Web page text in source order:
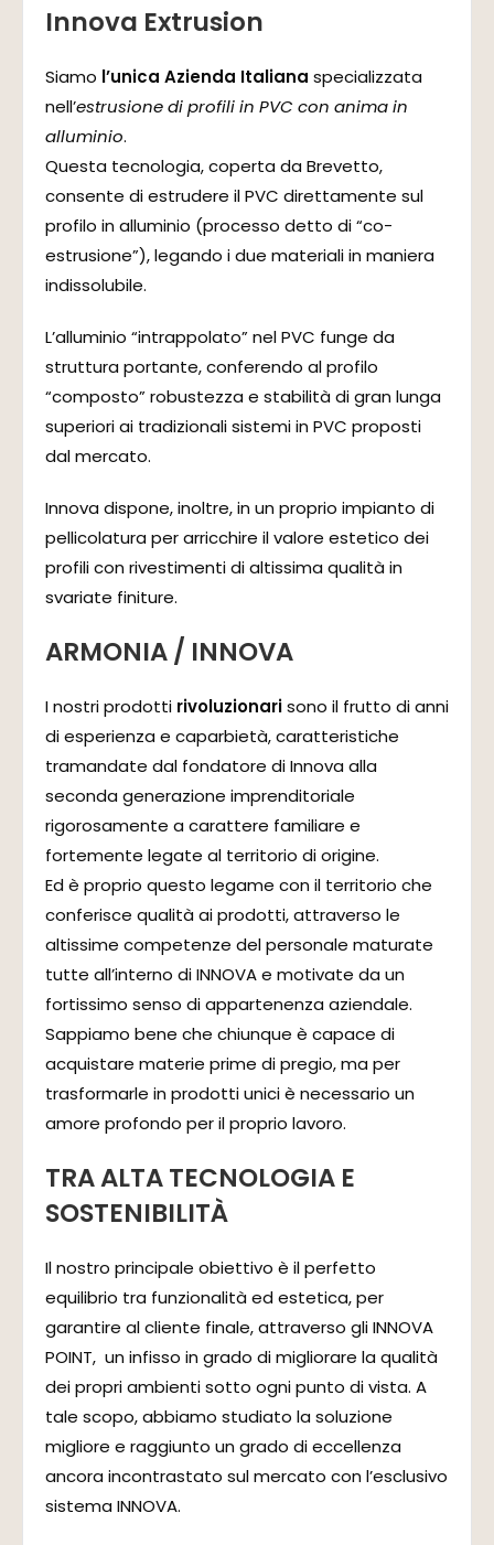
Innova Extrusion
Siamo l’unica Azienda Italiana specializzata
nell’estrusione di profili in PVC con anima in
alluminio.
Questa tecnologia, coperta da Brevetto,
consente di estrudere il PVC direttamente sul
profilo in alluminio (processo detto di “co-
estrusione”), legando i due materiali in maniera
indissolubile.
L’alluminio “intrappolato” nel PVC funge da
struttura portante, conferendo al profilo
“composto” robustezza e stabilità di gran lunga
superiori ai tradizionali sistemi in PVC proposti
dal mercato.
Innova dispone, inoltre, in un proprio impianto di
pellicolatura per arricchire il valore estetico dei
profili con rivestimenti di altissima qualità in
svariate finiture.
ARMONIA / INNOVA
I nostri prodotti rivoluzionarisono il frutto di anni
di esperienza e caparbietà, caratteristiche
tramandate dal fondatore di Innova alla
seconda generazione imprenditoriale
rigorosamente a carattere familiare e
fortemente legate al territorio di origine.
Ed è proprio questo legame con il territorio che
conferisce qualità ai prodotti, attraverso le
altissime competenze del personale maturate
tutte all’interno di INNOVA e motivate da un
fortissimo senso di appartenenza aziendale.
Sappiamo bene che chiunque è capace di
acquistare materie prime di pregio, ma per
trasformarle in prodotti unici è necessario un
amore profondo per il proprio lavoro.
TRA ALTA TECNOLOGIA E
SOSTENIBILITÀ
Il nostro principale obiettivo è il perfetto
equilibrio tra funzionalità ed estetica, per
garantire al cliente finale, attraverso gli INNOVA
POINT, un infisso in grado di migliorare la qualità
dei propri ambienti sotto ogni punto di vista. A
tale scopo, abbiamo studiato la soluzione
migliore e raggiunto un grado di eccellenza
ancora incontrastato sul mercato con l’esclusivo
sistema INNOVA.